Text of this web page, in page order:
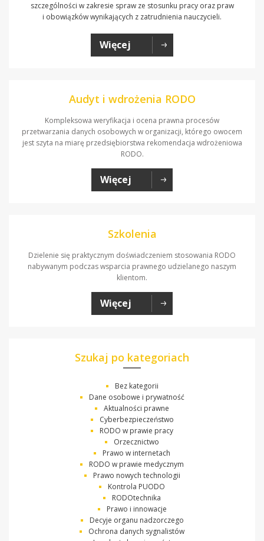
szczególności w zakresie spraw ze stosunku pracy oraz praw
i obowiązków wynikających z zatrudnienia nauczycieli.
Więcej
Audyt i wdrożenia RODO
Kompleksowa weryfikacja i ocena prawna procesów
przetwarzania danych osobowych w organizacji, którego owocem
jest szyta na miarę przedsiębiorstwa rekomendacja wdrożeniowa
RODO.
Więcej
Szkolenia
Dzielenie się praktycznym doświadczeniem stosowania RODO
nabywanym podczas wsparcia prawnego udzielanego naszym
klientom.
Więcej
Szukaj po kategoriach
Bez kategorii
Dane osobowe i prywatność
Aktualności prawne
Cyberbezpieczeństwo
RODO w prawie pracy
Orzecznictwo
Prawo w internetach
RODO w prawie medycznym
Prawo nowych technologii
Kontrola PUODO
RODOtechnika
Prawo i innowacje
Decyje organu nadzorczego
Ochrona danych sygnalistów